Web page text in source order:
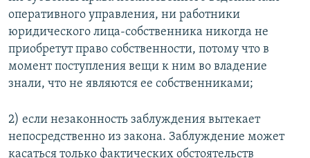
оперативного управления, ни работники
юридического лица-собственника никогда не
приобретут право собственности, потому что в
момент поступления вещи к ним во владение
знали, что не являются ее собственниками;
2) если незаконность заблуждения вытекает
непосредственно из закона. Заблуждение может
касаться только фактических обстоятельств